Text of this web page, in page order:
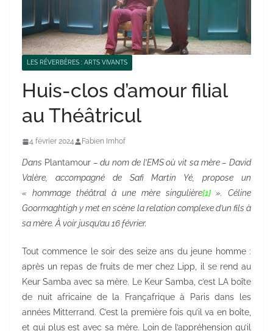
LES RÉVERBÈRES : ARTS VIVANTS
Huis-clos d’amour filial
au Théâtricul
4 février 2024 Fabien Imhof
Dans Plantamour– du nom de l’EMS où vit sa mère – David
Valère, accompagné de Safi Martin Yé, propose un
« hommage théâtral à une mère singulière[1]». Céline
Goormaghtigh y met en scène la relation complexe d’un fils à
sa mère. À voir jusqu’au 16 février.
Tout commence le soir des seize ans du jeune homme :
après un repas de fruits de mer chez Lipp, il se rend au
Keur Samba avec sa mère. Le Keur Samba, c’est LA boîte
de nuit africaine de la Françafrique à Paris dans les
années Mitterrand. C’est la première fois qu’il va en boîte,
et qui plus est avec sa mère. Loin de l’appréhension qu’il